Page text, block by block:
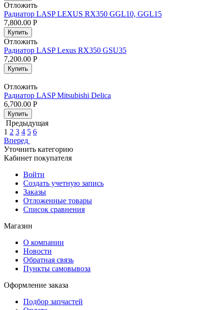
Отложить
Радиатор LASP LEXUS RX350 GGL10, GGL15
7,800.00 Р
Купить
Отложить
Радиатор LASP Lexus RX350 GSU35
7,200.00 Р
Купить
Отложить
Радиатор LASP Mitsubishi Delica
6,700.00 Р
Купить
Предыдущая
1 2 3 4 5 6
Вперед
Уточнить категорию
Кабинет покупателя
Войти
Создать учетную запись
Заказы
Отложенные товары
Список сравнения
Магазин
О компании
Новости
Обратная связь
Пункты самовывоза
Оформление заказа
Подбор запчастей